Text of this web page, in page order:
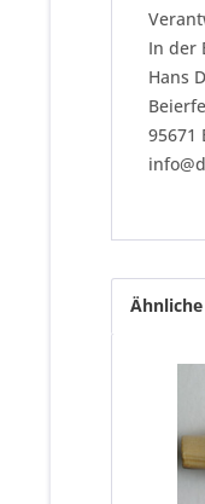
In der
Hans
95671